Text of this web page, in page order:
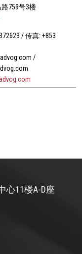
759号3楼
/ 传真: +853
/
心11楼A-D座